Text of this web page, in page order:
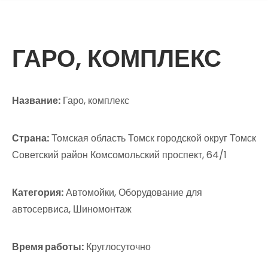
ГАРО, КОМПЛЕКС
Название: Гаро, комплекс
Страна:Томская область Томск городской округ Томск
Советский район Комсомольский проспект, 64/1
Категория:Автомойки, Оборудование для
автосервиса, Шиномонтаж
Время работы: Круглосуточно